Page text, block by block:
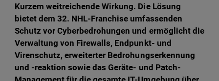
Kurzem weitreichende Wirkung. Die Lösung
bietet dem 32. NHL-Franchise umfassenden
Schutz vor Cyberbedrohungen und ermöglicht die
Verwaltung von Firewalls, Endpunkt- und
Virenschutz, erweiterter Bedrohungserkennung
und -reaktion sowie das Geräte- und Patch-